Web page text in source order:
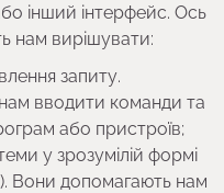
інший інтерфейс. Ось
нам вирішувати:
запиту.
вводити команди та
або пристроїв;
у зрозумілій формі
Вони допомагають нам